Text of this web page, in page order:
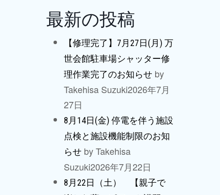
最新の投稿
【修理完了】7月27日(月) 万
世会館駐車場シャッター修
理作業完了のお知らせ by
Takehisa Suzuki2026年7月
27日
8月14日(金) 停電を伴う施設
点検と施設機能制限のお知
らせ by Takehisa
Suzuki2026年7月22日
8月22日（土） 【親子で